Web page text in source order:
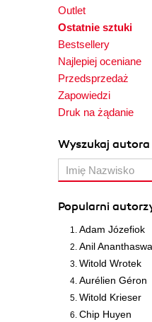
Outlet
Ostatnie sztuki
Bestsellery
Najlepiej oceniane
Przedsprzedaż
Zapowiedzi
Druk na żądanie
Wyszukaj autora
Popularni
Adam Józefiok
Anil
Witold Wrotek
Aurélien Géron
Witold Krieser
Chip Huyen